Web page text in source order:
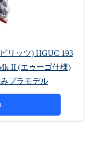
リッツ) HGUC 193
II (エゥーゴ仕様)
プラモデル